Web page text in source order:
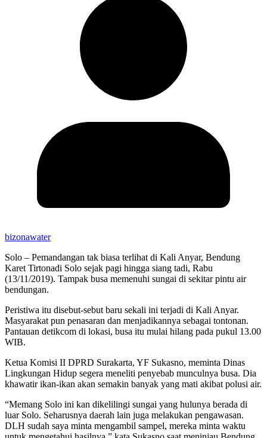
bizonawater
Solo – Pemandangan tak biasa terlihat di Kali Anyar, Bendung
Karet Tirtonadi Solo sejak pagi hingga siang tadi, Rabu
(13/11/2019). Tampak busa memenuhi sungai di sekitar pintu air
bendungan.
Peristiwa itu disebut-sebut baru sekali ini terjadi di Kali Anyar.
Masyarakat pun penasaran dan menjadikannya sebagai tontonan.
Pantauan detikcom di lokasi, busa itu mulai hilang pada pukul 13.00
WIB.
Ketua Komisi II DPRD Surakarta, YF Sukasno, meminta Dinas
Lingkungan Hidup segera meneliti penyebab munculnya busa. Dia
khawatir ikan-ikan akan semakin banyak yang mati akibat polusi air.
“Memang Solo ini kan dikelilingi sungai yang hulunya berada di
luar Solo. Seharusnya daerah lain juga melakukan pengawasan.
DLH sudah saya minta mengambil sampel, mereka minta waktu